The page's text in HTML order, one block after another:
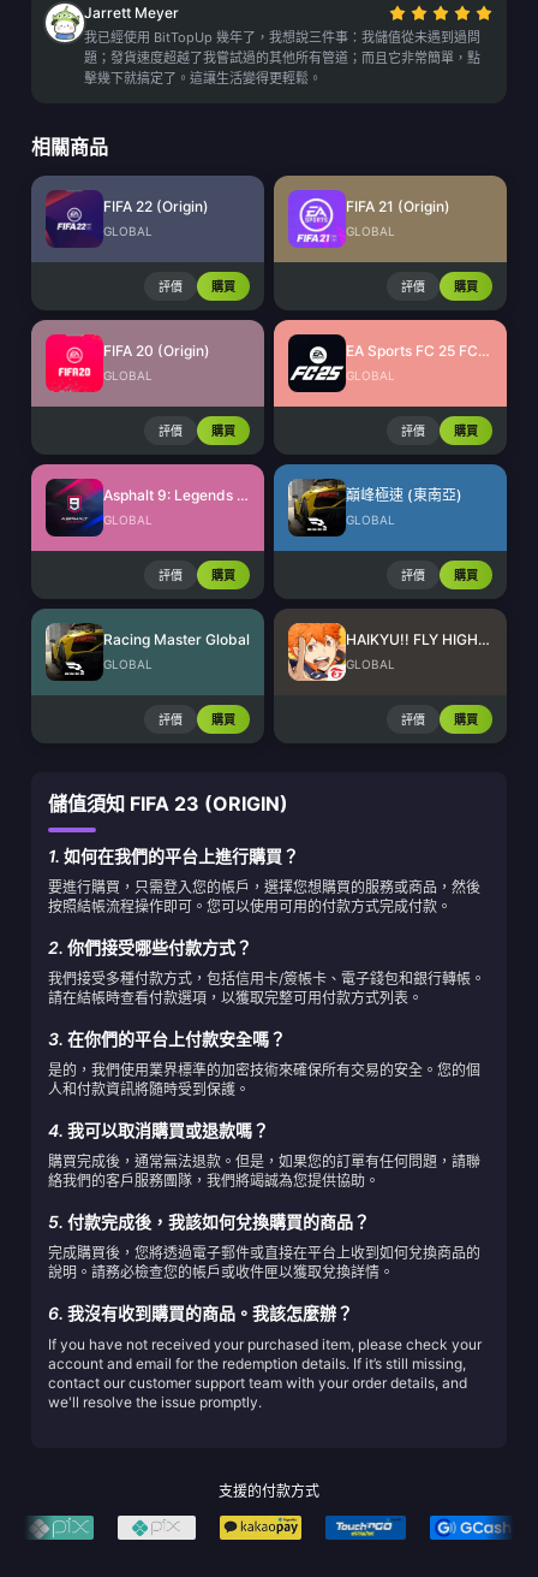
Jarrett Meyer
我已經使用 BitTopUp 幾年了，我想說三件事：我儲值從未遇到過問
題；發貨速度超越了我嘗試過的其他所有管道；而且它非常簡單，點
擊幾下就搞定了。這讓生活變得更輕鬆。
相關商品
FIFA 22 (Origin)
GLOBAL
評價 購買
FIFA 21 (Origin)
GLOBAL
評價 購買
FIFA 20 (Origin)
GLOBAL
評價 購買
EA Sports FC 25 FC Points (EA App)
GLOBAL
評價 購買
Asphalt 9: Legends Tokens
GLOBAL
評價 購買
巔峰極速 (東南亞)
GLOBAL
評價 購買
Racing Master Global
GLOBAL
評價 購買
HAIKYU!! FLY HIGH SEA Top Up
GLOBAL
評價 購買
儲值須知 FIFA 23 (ORIGIN)
1. 如何在我們的平台上進行購買？
要進行購買，只需登入您的帳戶，選擇您想購買的服務或商品，然後
按照結帳流程操作即可。您可以使用可用的付款方式完成付款。
2. 你們接受哪些付款方式？
我們接受多種付款方式，包括信用卡/簽帳卡、電子錢包和銀行轉帳。
請在結帳時查看付款選項，以獲取完整可用付款方式列表。
3. 在你們的平台上付款安全嗎？
是的，我們使用業界標準的加密技術來確保所有交易的安全。您的個
人和付款資訊將隨時受到保護。
4. 我可以取消購買或退款嗎？
購買完成後，通常無法退款。但是，如果您的訂單有任何問題，請聯
絡我們的客戶服務團隊，我們將竭誠為您提供協助。
5. 付款完成後，我該如何兌換購買的商品？
完成購買後，您將透過電子郵件或直接在平台上收到如何兌換商品的
說明。請務必檢查您的帳戶或收件匣以獲取兌換詳情。
6. 我沒有收到購買的商品。我該怎麼辦？
If you have not received your purchased item, please check your
account and email for the redemption details. If it’s still missing,
contact our customer support team with your order details, and
we'll resolve the issue promptly.
支援的付款方式